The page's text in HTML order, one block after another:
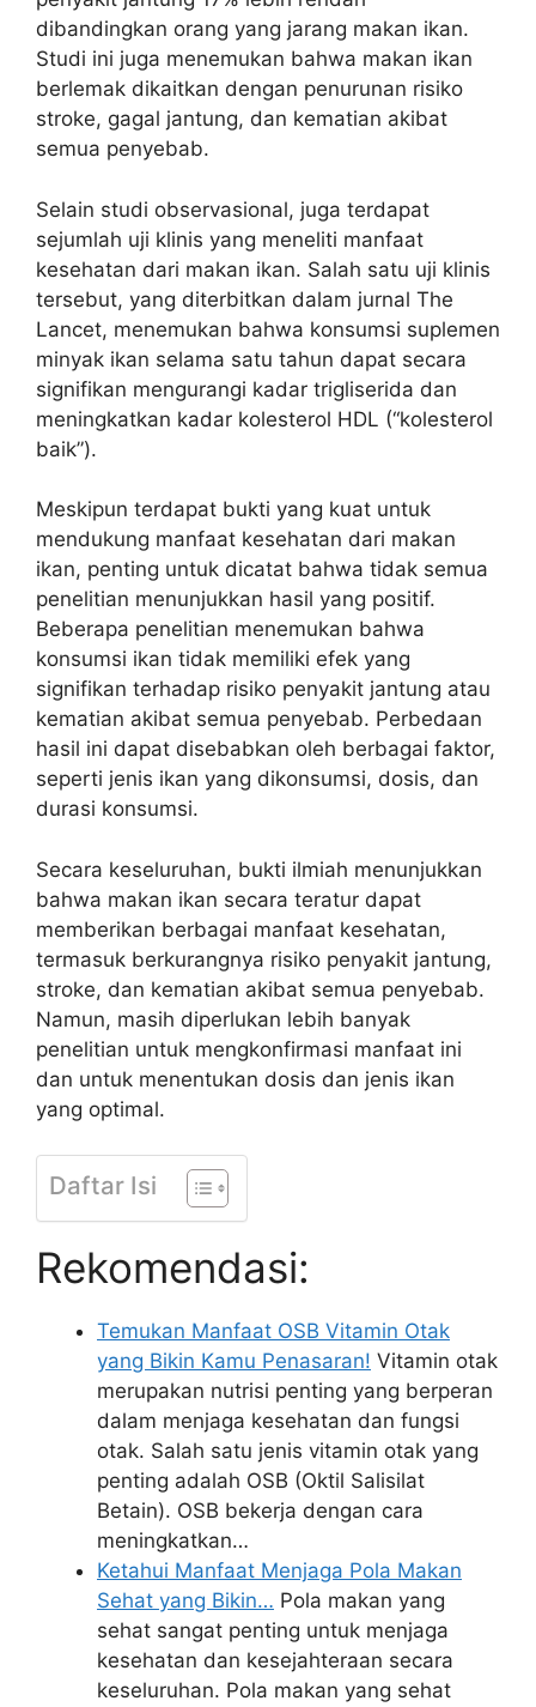
dibandingkan orang yang jarang makan ikan.
Studi ini juga menemukan bahwa makan ikan
berlemak dikaitkan dengan penurunan risiko
stroke, gagal jantung, dan kematian akibat
semua penyebab.
Selain studi observasional, juga terdapat
sejumlah uji klinis yang meneliti manfaat
kesehatan dari makan ikan. Salah satu uji klinis
tersebut, yang diterbitkan dalam jurnal The
Lancet, menemukan bahwa konsumsi suplemen
minyak ikan selama satu tahun dapat secara
signifikan mengurangi kadar trigliserida dan
meningkatkan kadar kolesterol HDL (“kolesterol
baik”).
Meskipun terdapat bukti yang kuat untuk
mendukung manfaat kesehatan dari makan
ikan, penting untuk dicatat bahwa tidak semua
penelitian menunjukkan hasil yang positif.
Beberapa penelitian menemukan bahwa
konsumsi ikan tidak memiliki efek yang
signifikan terhadap risiko penyakit jantung atau
kematian akibat semua penyebab. Perbedaan
hasil ini dapat disebabkan oleh berbagai faktor,
seperti jenis ikan yang dikonsumsi, dosis, dan
durasi konsumsi.
Secara keseluruhan, bukti ilmiah menunjukkan
bahwa makan ikan secara teratur dapat
memberikan berbagai manfaat kesehatan,
termasuk berkurangnya risiko penyakit jantung,
stroke, dan kematian akibat semua penyebab.
Namun, masih diperlukan lebih banyak
penelitian untuk mengkonfirmasi manfaat ini
dan untuk menentukan dosis dan jenis ikan
yang optimal.
Daftar Isi
Rekomendasi:
Temukan Manfaat OSB Vitamin Otak
yang Bikin Kamu Penasaran! Vitamin otak
merupakan nutrisi penting yang berperan
dalam menjaga kesehatan dan fungsi
otak. Salah satu jenis vitamin otak yang
penting adalah OSB (Oktil Salisilat
Betain). OSB bekerja dengan cara
meningkatkan…
Ketahui Manfaat Menjaga Pola Makan
Sehat yang Bikin… Pola makan yang
sehat sangat penting untuk menjaga
kesehatan dan kesejahteraan secara
keseluruhan. Pola makan yang sehat